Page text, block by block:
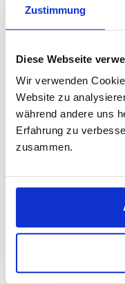
Zustimmung
Diese Webseite
Wir verwenden
Website zu
während andere uns
Erfahrung zu
zusammen.
4. Promovierende,
haben oder erhalten
Viele Professorinnen
eigene
Fachzeitschriften
Promotion zum
von Fachartikeln und
die einzelnen Artikel
können.
Ist es leichter und
promovieren als
Dissertation?